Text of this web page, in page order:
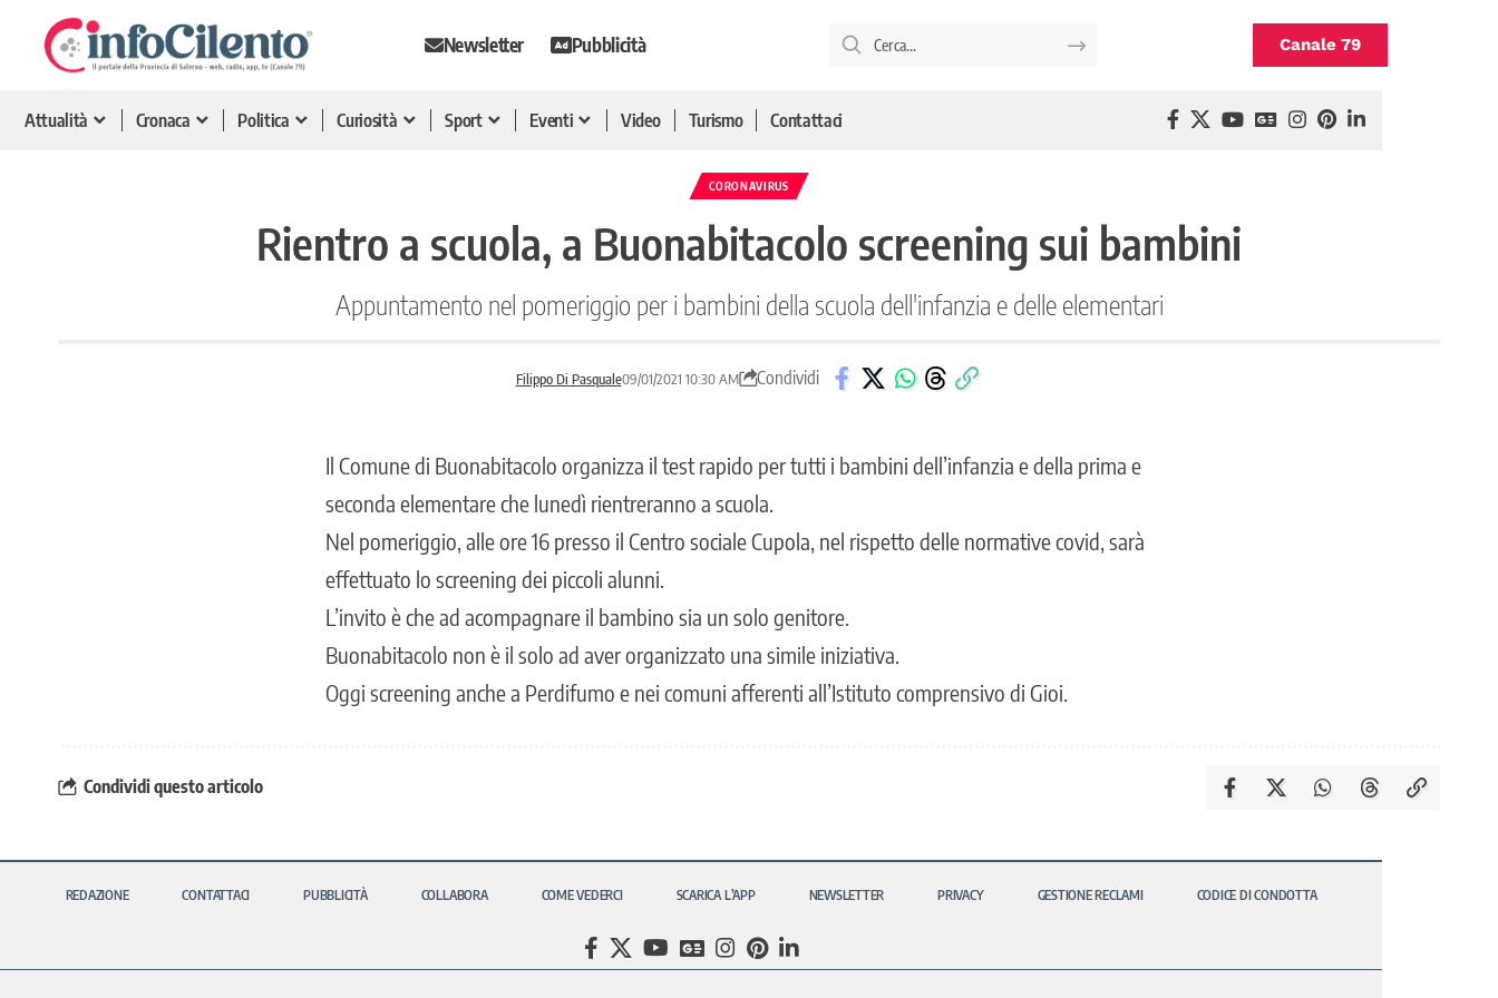
Newsletter Pubblicità Canale 79
Attualità Cronaca Politica Curiosità Sport Eventi Video Turismo Contattaci
CORONAVIRUS
Rientro a scuola, a Buonabitacolo screening sui bambini
Appuntamento nel pomeriggio per i bambini della scuola dell'infanzia e delle elementari
Filippo Di Pasquale09/01/2021 10:30 AM Condividi
Il Comune di Buonabitacolo organizza il test rapido per tutti i bambini dell’infanzia e della prima e
seconda elementare che lunedì rientreranno a scuola.
Nel pomeriggio, alle ore 16 presso il Centro sociale Cupola, nel rispetto delle normative covid, sarà
effettuato lo screening dei piccoli alunni.
L’invito è che ad acompagnare il bambino sia un solo genitore.
Buonabitacolo non è il solo ad aver organizzato una simile iniziativa.
Oggi screening anche a Perdifumo e nei comuni afferenti all’Istituto comprensivo di Gioi.
Condividi questo articolo
REDAZIONE CONTATTACI PUBBLICITÀ COLLABORA COME VEDERCI SCARICA L’APP NEWSLETTER PRIVACY GESTIONE RECLAMI CODICE DI CONDOTTA